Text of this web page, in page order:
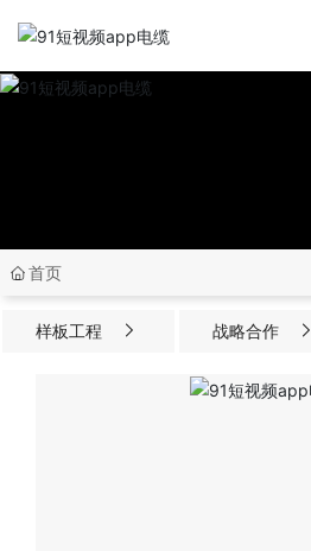
首页
样板工程 战略合作